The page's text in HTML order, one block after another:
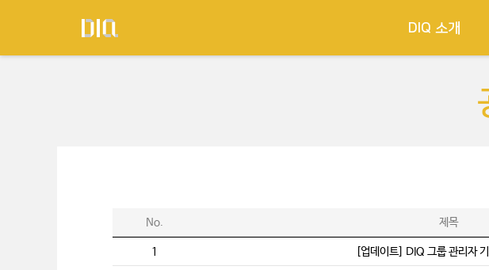
DIQ 소개
No. 제목
1 [업데이트] DIQ 그룹 관리자